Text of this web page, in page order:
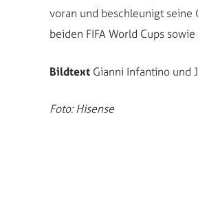
voran und beschleunigt seine
beiden FIFA World Cups
Bildtext Gianni Infantino und
Foto: Hisense